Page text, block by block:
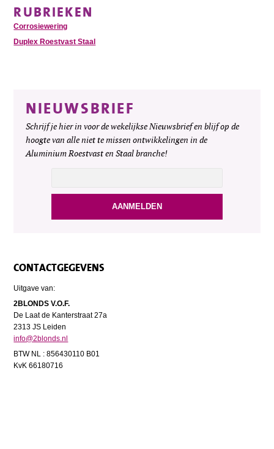
RUBRIEKEN
Corrosiewering
Duplex Roestvast Staal
NIEUWSBRIEF
Schrijf je hier in voor de wekelijkse Nieuwsbrief en blijf op de
hoogte van alle niet te missen ontwikkelingen in de
Aluminium Roestvast en Staal branche!
CONTACTGEGEVENS
Uitgave van:
2BLONDS V.O.F.
De Laat de Kanterstraat 27a
2313 JS Leiden
info@2blonds.nl
BTW NL : 856430110 B01
KvK 66180716